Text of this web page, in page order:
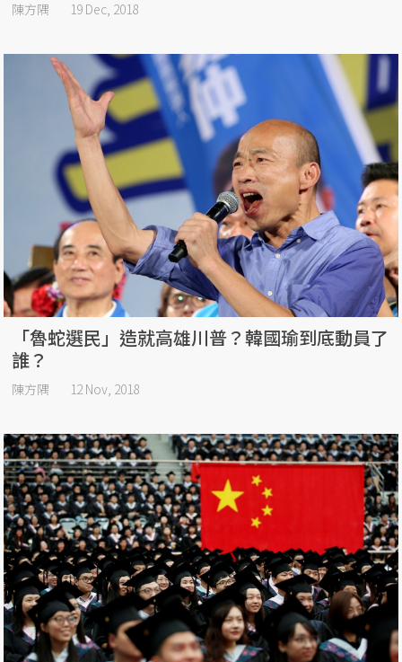
陳方隅 19 Dec, 2018
「魯蛇選民」造就高雄川普？韓國瑜到底動員了
誰？
陳方隅 12 Nov, 2018